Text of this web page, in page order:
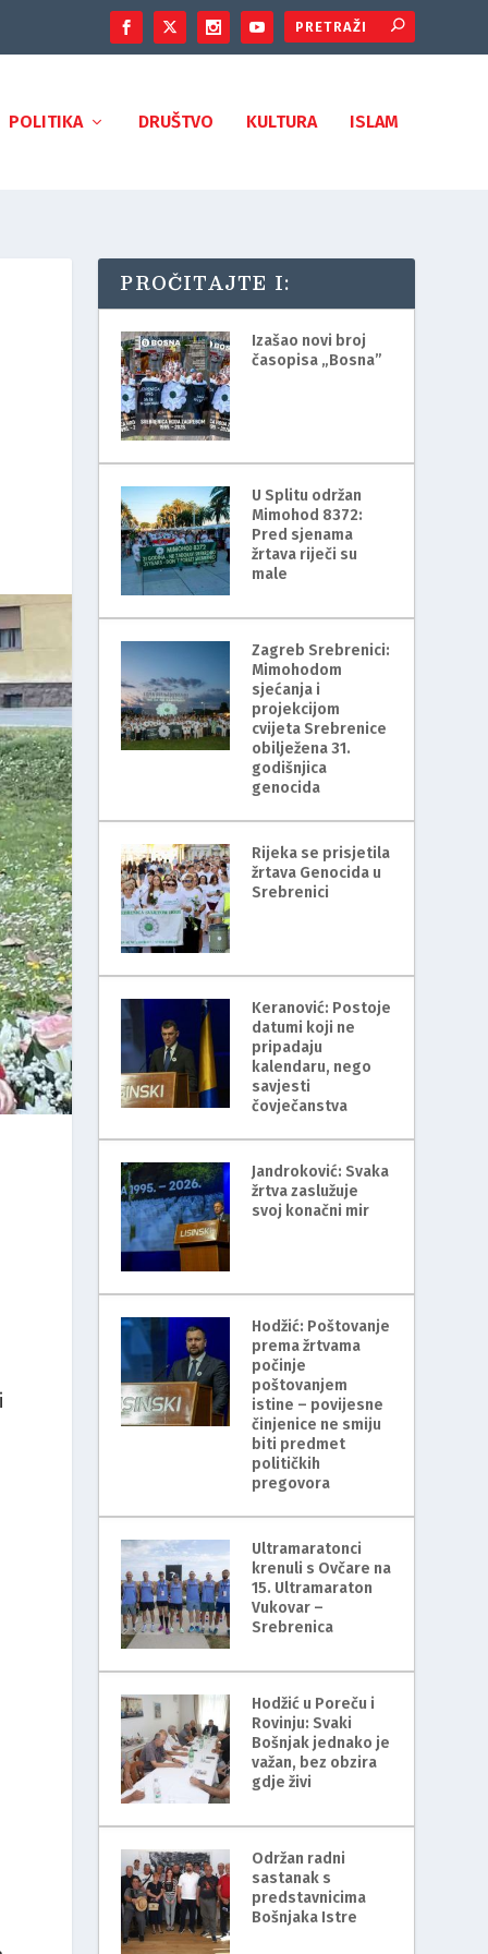
POLITIKA DRUŠTVO KULTURA ISLAM
PROČITAJTE I:
Izašao novi broj
časopisa „Bosna”
U Splitu održan
Mimohod 8372:
Pred sjenama
žrtava riječi su
male
Zagreb Srebrenici:
Mimohodom
sjećanja i
projekcijom
cvijeta Srebrenice
obilježena 31.
godišnjica
genocida
Rijeka se prisjetila
žrtava Genocida u
Srebrenici
Keranović: Postoje
datumi koji ne
pripadaju
kalendaru, nego
savjesti
čovječanstva
Jandroković: Svaka
žrtva zaslužuje
svoj konačni mir
Hodžić: Poštovanje
prema žrtvama
počinje
poštovanjem
istine – povijesne
činjenice ne smiju
biti predmet
političkih
pregovora
Ultramaratonci
krenuli s Ovčare na
15. Ultramaraton
Vukovar –
Srebrenica
Hodžić u Poreču i
Rovinju: Svaki
Bošnjak jednako je
važan, bez obzira
gdje živi
Održan radni
sastanak s
predstavnicima
Bošnjaka Istre